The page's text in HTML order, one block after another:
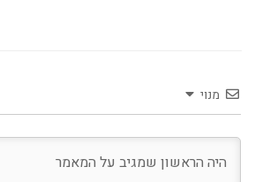
מנוי